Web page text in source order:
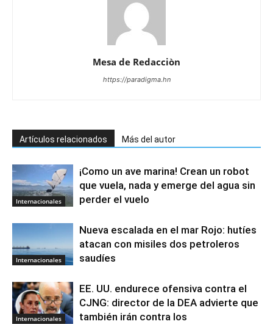
Mesa de Redacciòn
https://paradigma.hn
Artículos relacionados Más del autor
Internacionales
¡Como un ave marina! Crean un robot
que vuela, nada y emerge del agua sin
perder el vuelo
Internacionales
Nueva escalada en el mar Rojo: hutíes
atacan con misiles dos petroleros
saudíes
Internacionales
EE. UU. endurece ofensiva contra el
CJNG: director de la DEA advierte que
también irán contra los